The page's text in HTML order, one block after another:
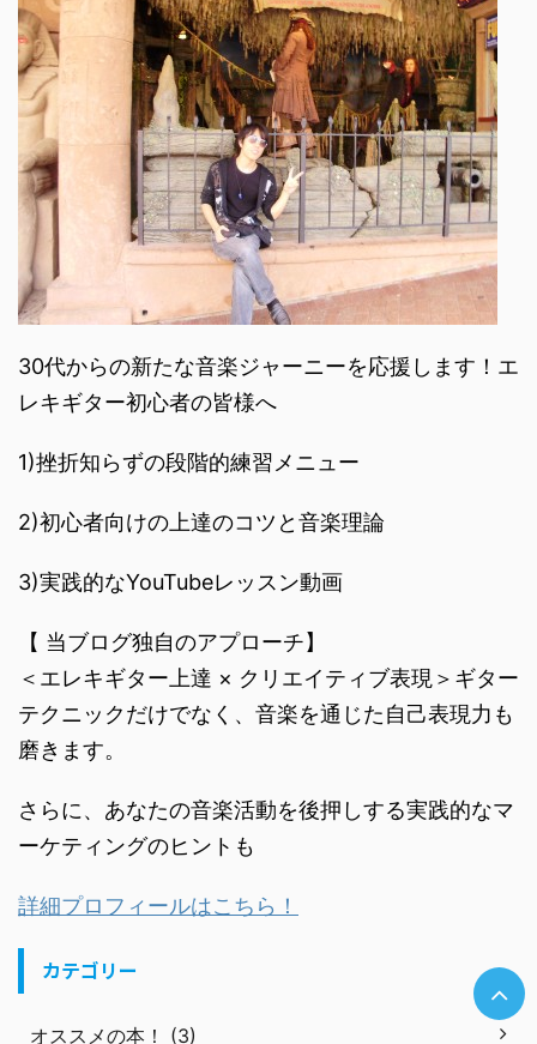
30代からの新たな音楽ジャーニーを応援します！エ
レキギター初心者の皆様へ
1)挫折知らずの段階的練習メニュー
2)初心者向けの上達のコツと音楽理論
3)実践的なYouTubeレッスン動画
【 当ブログ独自のアプローチ】
＜エレキギター上達 × クリエイティブ表現＞ギター
テクニックだけでなく、音楽を通じた自己表現力も
磨きます。
さらに、あなたの音楽活動を後押しする実践的なマ
ーケティングのヒントも
詳細プロフィールはこちら！
カテゴリー
オススメの本！ (3)